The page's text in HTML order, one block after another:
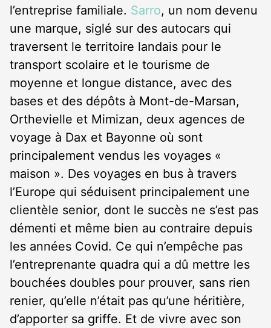
l’entreprise familiale. Sarro, un nom devenu
une marque, siglé sur des autocars qui
traversent le territoire landais pour le
transport scolaire et le tourisme de
moyenne et longue distance, avec des
bases et des dépôts à Mont-de-Marsan,
Orthevielle et Mimizan, deux agences de
voyage à Dax et Bayonne où sont
principalement vendus les voyages «
maison ». Des voyages en bus à travers
l’Europe qui séduisent principalement une
clientèle senior, dont le succès ne s’est pas
démenti et même bien au contraire depuis
les années Covid. Ce qui n’empêche pas
l’entreprenante quadra qui a dû mettre les
bouchées doubles pour prouver, sans rien
renier, qu’elle n’était pas qu’une héritière,
d’apporter sa griffe. Et de vivre avec son